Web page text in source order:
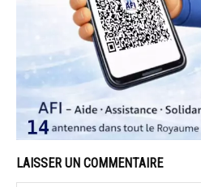
LAISSER UN COMMENTAIRE